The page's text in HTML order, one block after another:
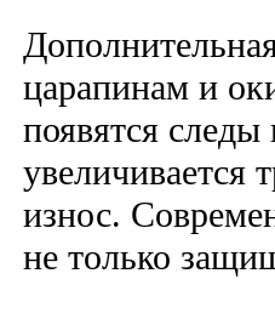
царапинам и
появятся
износ.
не только